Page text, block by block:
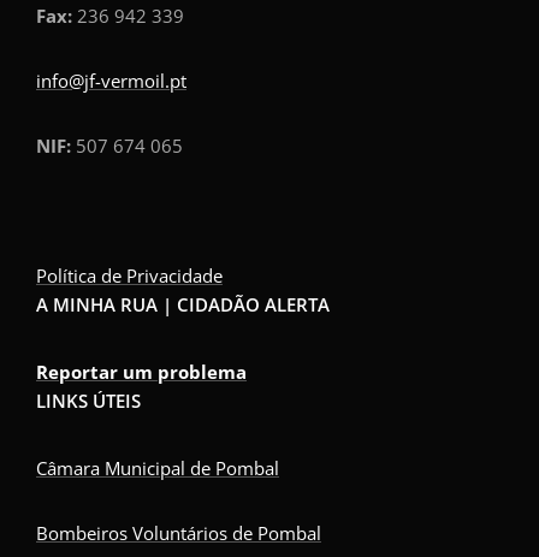
Fax: 236 942 339
info@jf-vermoil.pt
NIF: 507 674 065
Política de Privacidade
A MINHA RUA | CIDADÃO ALERTA
Reportar um problema
LINKS ÚTEIS
Câmara Municipal de Pombal
Bombeiros Voluntários de Pombal